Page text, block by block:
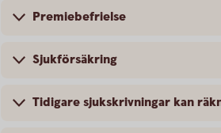
Premiebefrielse
Sjukförsäkring
Tidigare sjukskrivningar kan